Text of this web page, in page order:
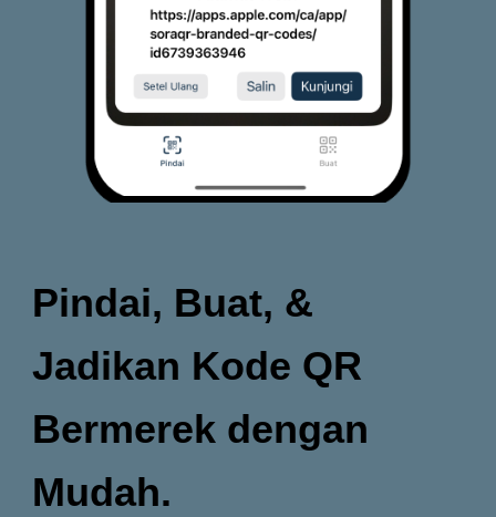
Pindai, Buat, &
Jadikan Kode QR
Bermerek dengan
Mudah.